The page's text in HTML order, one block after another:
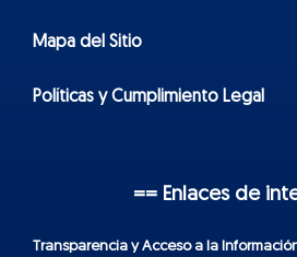
Mapa del Sitio
Políticas y Cumplimiento Legal
== Enlaces de
Transparencia y Acceso a la